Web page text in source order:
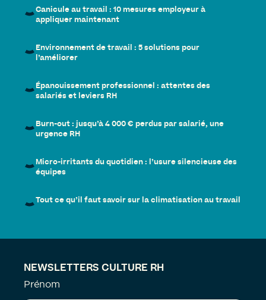
Canicule au travail : 10 mesures employeur à
appliquer maintenant
Environnement de travail : 5 solutions pour
l’améliorer
Épanouissement professionnel : attentes des
salariés et leviers RH
Burn-out : jusqu’à 4 000 € perdus par salarié, une
urgence RH
Micro-irritants du quotidien : l’usure silencieuse des
équipes
Tout ce qu’il faut savoir sur la climatisation au travail
NEWSLETTERS CULTURE RH
Prénom